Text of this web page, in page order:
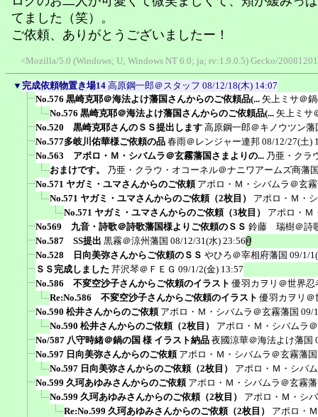
てました（笑）。
ご依頼、ありがとうございましたー！
<Mozilla/5.0 (Windows; U; Windows NT 6.0; ja; rv:1.9.0.5) Gecko/
▼ 完成依頼物置き場14 高原鋼一郎＠スタッフ 08/12/18(木) 14:07
No.576 黒崎克耶＠海法よけ藩国さんからのご依頼品(... 矢上ミサ＠
No.576 黒崎克耶＠海法よけ藩国さんからのご依頼品(... 矢上ミサ
No.520 黒崎克耶さんのＳＳ提出します 高原鋼一郎＠キノウツン藩
No.577多岐川佑華様ご依頼の品 春雨＠レンジャー連邦 08/12/27(土)
No.563 アポロ・Ｍ・シバムラ＠玄霧藩国さまよりの... 乃亜・クラ
おまけです。
乃亜・クラウ・オコーネル＠ナニワアームズ商藩
No.571 ヤガミ・ユマさんからのご依頼 アポロ・Ｍ・シバムラ＠玄
No.571 ヤガミ・ユマさんからのご依頼（2枚目）
アポロ・Ｍ・
No.571 ヤガミ・ユマさんからのご依頼（3枚目）
アポロ・Ｍ
No569 九音・詩歌＠詩歌藩国様よりご依頼のＳＳ 鈴藤 瑞樹＠詩
No.587 SS提出 黒霧＠涼州藩国 08/12/31(水) 23:56
No.528 日向美弥さんからご依頼のＳＳ やひろ＠宰相府藩国 09/1/
ＳＳ完成しました 芹沢琴＠ＦＥＧ 09/1/2(金) 13:57
No.586 不変空沙子さんからご依頼のイラスト 優羽カヲリ＠世界忍
Re:No.586 不変空沙子さんからご依頼のイラスト 優羽カヲリ＠
No.590 松井さんからのご依頼 アポロ・Ｍ・シバムラ＠玄霧藩国 09/
No.590 松井さんからのご依頼（2枚目）
アポロ・Ｍ・シバムラ
No/587 八守時緒＠鍋の国 様 イラスト納品 夜國涼華＠海法よけ藩国
No.597 日向美弥さんからのご依頼 アポロ・Ｍ・シバムラ＠玄霧藩国
No.597 日向美弥さんからのご依頼（2枚目）
アポロ・Ｍ・シバ
No.599 久珂あゆみさんからのご依頼 アポロ・Ｍ・シバムラ＠玄霧
No.599 久珂あゆみさんからのご依頼（2枚目）
アポロ・Ｍ・シ
Re:No.599 久珂あゆみさんからのご依頼（2枚目）
アポロ・